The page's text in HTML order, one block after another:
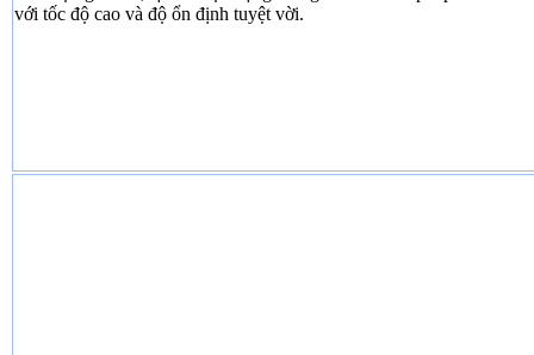
với tốc độ cao và độ ổn định tuyệt vời.